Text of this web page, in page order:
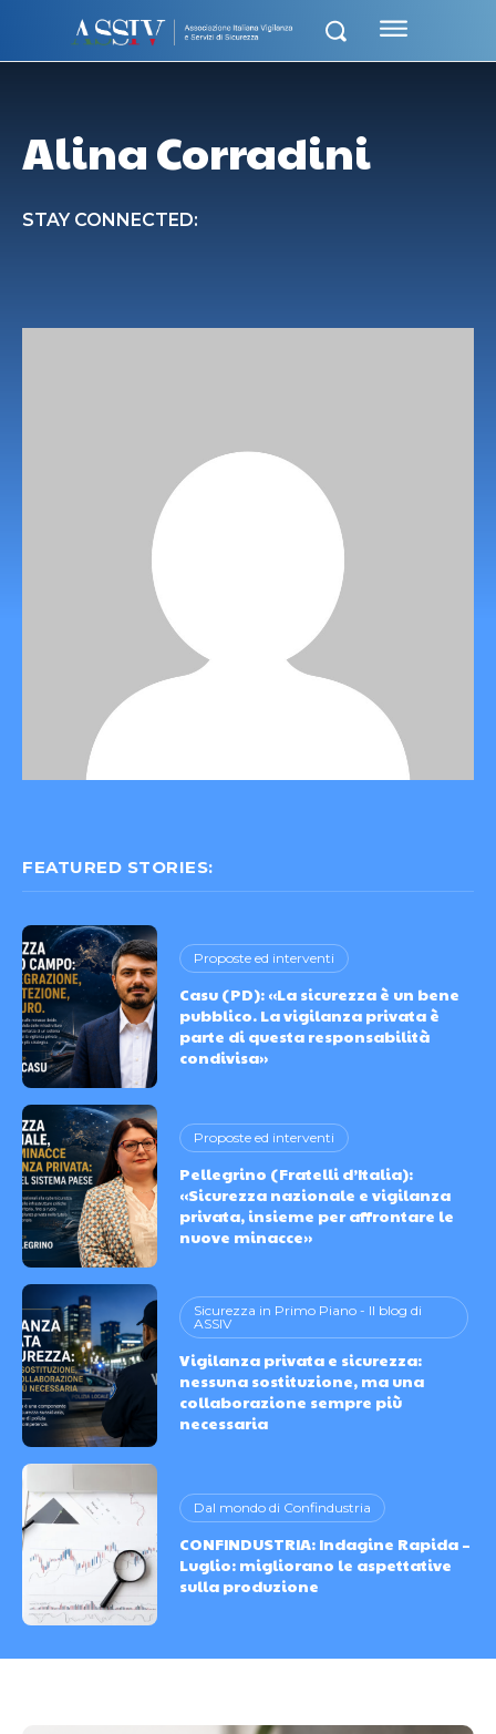
Alina Corradini
STAY CONNECTED:
FEATURED STORIES:
Proposte ed interventi
Casu (PD): «La sicurezza è un bene
pubblico. La vigilanza privata è
parte di questa responsabilità
condivisa»
Proposte ed interventi
Pellegrino (Fratelli d’Italia):
«Sicurezza nazionale e vigilanza
privata, insieme per affrontare le
nuove minacce»
Sicurezza in Primo Piano - Il blog di
ASSIV
Vigilanza privata e sicurezza:
nessuna sostituzione, ma una
collaborazione sempre più
necessaria
Dal mondo di Confindustria
CONFINDUSTRIA: Indagine Rapida –
Luglio: migliorano le aspettative
sulla produzione